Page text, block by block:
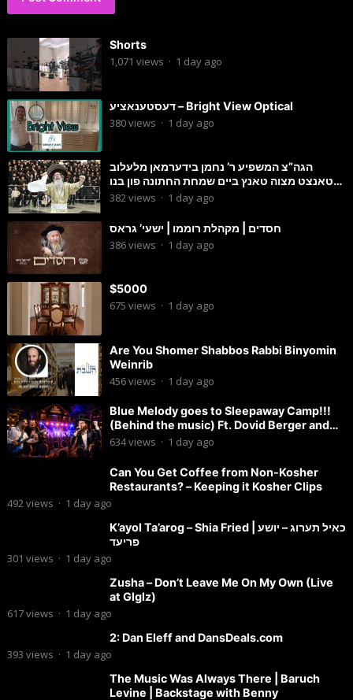
Shorts
1,071 views · 1 day ago
דעסטענאציע – Bright View Optical
380views · 1 day ago
הגה”צ המשפיע ר’ נחמן בידערמאן מלעלוב
טאנצט מצוה טאנץ ביים שמחת החתונה פון בנו
החתן
382views · 1 day ago
חסדים | מקהלת רוממו | ישעי’ גראס
386views · 1 day ago
$5000
675 views · 1 day ago
Are You Shomer Shabbos Rabbi Binyomin
Weinrib
456views · 1 day ago
Blue Melody goes to Sleepaway Camp!!!
(Behind the music) Ft. Dovid Berger and
Chaim Brown
634views · 1 day ago
Can You Get Coffee from Non-Kosher
Restaurants? – Keeping it Kosher Clips
492views · 1 day ago
K’ayol Ta’arog – Shia Fried | כאיל תערוג – יושע
פריעד
301 views · 1 day ago
Zusha – Don’t Leave Me On My Own (Live
at Glglz)
617views · 1 day ago
2: Dan Eleff and DansDeals.com
393 views · 1 day ago
The Music Was Always There | Baruch
Levine | Backstage with Benny